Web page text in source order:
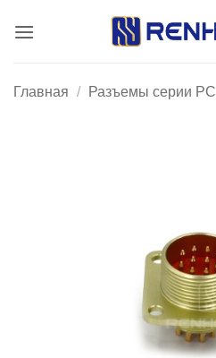
Главная / Разъемы серии PC